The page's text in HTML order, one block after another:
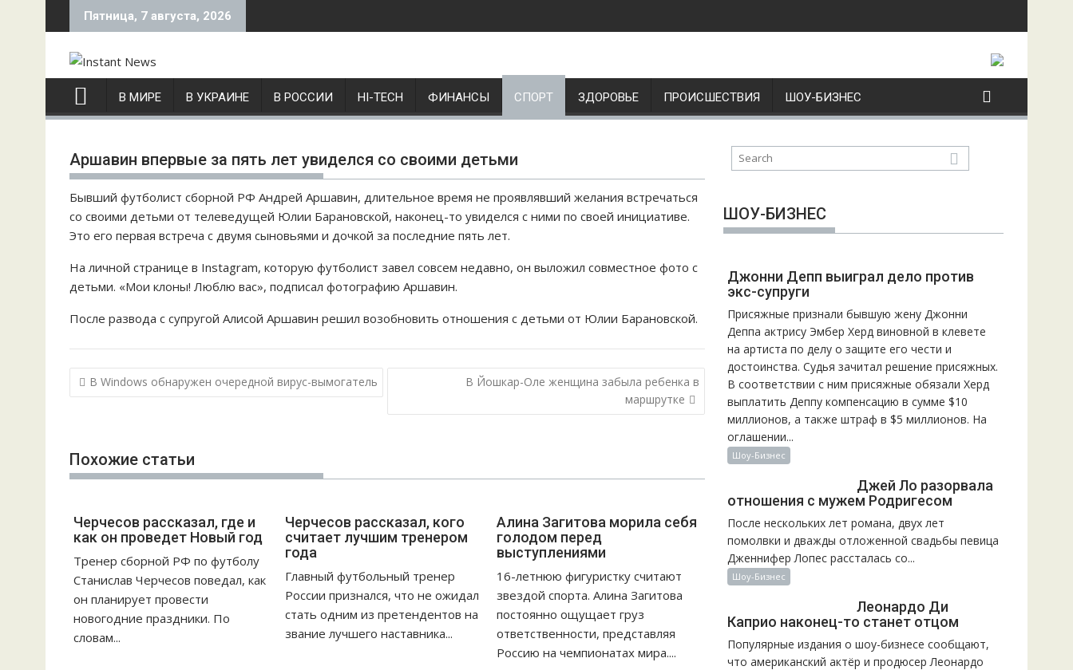
k
c
Пятница, 7 августа, 2026
В МИРЕ В УКРАИНЕ В РОССИИ HI-TECH ФИНАНСЫ СПОРТ ЗДОРОВЬЕ ПРОИСШЕСТВИЯ ШОУ-БИЗНЕС
Аршавин впервые за пять лет увиделся со своими детьми
Бывший футболист сборной РФ Андрей Аршавин, длительное время не проявлявший желания встречаться
со своими детьми от телеведущей Юлии Барановской, наконец-то увиделся с ними по своей инициативе.
Это его первая встреча с двумя сыновьями и дочкой за последние пять лет.
На личной странице в Instagram, которую футболист завел совсем недавно, он выложил совместное фото с
детьми. «Мои клоны! Люблю вас», подписал фотографию Аршавин.
После развода с супругой Алисой Аршавин решил возобновить отношения с детьми от Юлии Барановской.
Н
а
г
а
и
я
п
о
з
а
В Windows обнаружен очередной вирус-вымогатель
В Йошкар-Оле женщина забыла ребенка в
маршрутке
Похожие статьи
Черчесов рассказал, где и
как он проведет Новый год
Тренер сборной РФ по футболу
Станислав Черчесов поведал, как
он планирует провести
новогодние праздники. По
словам...
Черчесов рассказал, кого
считает лучшим тренером
года
Главный футбольный тренер
России признался, что не ожидал
стать одним из претендентов на
звание лучшего наставника...
Алина Загитова морила себя
голодом перед
выступлениями
16-летнюю фигуристку считают
звездой спорта. Алина Загитова
постоянно ощущает груз
ответственности, представляя
Россию на чемпионатах мира....
ШОУ-БИЗНЕС
Джонни Депп выиграл дело против
экс-супруги
Присяжные признали бывшую жену Джонни
Деппа актрису Эмбер Херд виновной в клевете
на артиста по делу о защите его чести и
достоинства. Судья зачитал решение присяжных.
В соответствии с ним присяжные обязали Херд
выплатить Деппу компенсацию в сумме $10
миллионов, а также штраф в $5 миллионов. На
оглашении...
Шоу-Бизнес
Джей Ло разорвала
отношения с мужем Родригесом
После нескольких лет романа, двух лет
помолвки и дважды отложенной свадьбы певица
Дженнифер Лопес рассталась со...
Шоу-Бизнес
Леонардо Ди
Каприо наконец-то станет отцом
Популярные издания о шоу-бизнесе сообщают,
что американский актёр и продюсер Леонардо